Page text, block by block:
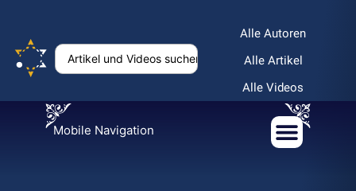
Alle Autoren
Alle Artikel
Alle Videos
Mobile Navigation